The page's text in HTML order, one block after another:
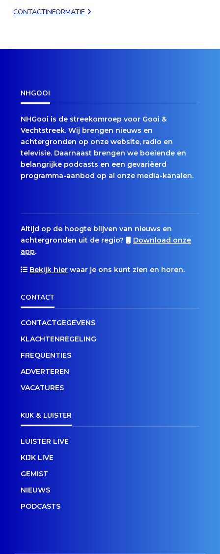
CONTACTINFORMATIE
NHGOOI
NHGooi is de streekomroep voor Gooi &
Vechtstreek. Wij brengen nieuws en
achtergronden op onze website, radio en
televisie. Daarnaast brengen we boeiende en
belangrijke podcasts en een gevariëerd
programma-aanbod op al onze media-kanalen.
Altijd op de hoogte blijven van nieuws en
achtergronden uit de regio?
Download onze
app.
Bekijk hier waar je ons kunt zien en horen.
CONTACT
CONTACTGEGEVENS
KLACHTENREGELING
FREQUENTIES
ADVERTEREN
VACATURES
KIJK & LUISTER
LUISTER LIVE
KIJK LIVE
GEMIST
NIEUWS
PODCASTS